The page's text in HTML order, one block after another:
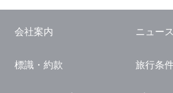
東京ドーム ホテル
横浜 ホテル
国内観光ガイド
会社案内 ニュー
標識・約款 旅行条